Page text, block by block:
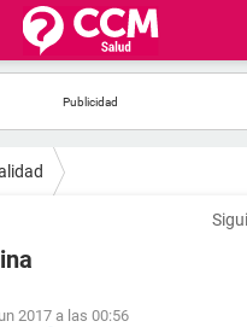
2017 a las 00:56